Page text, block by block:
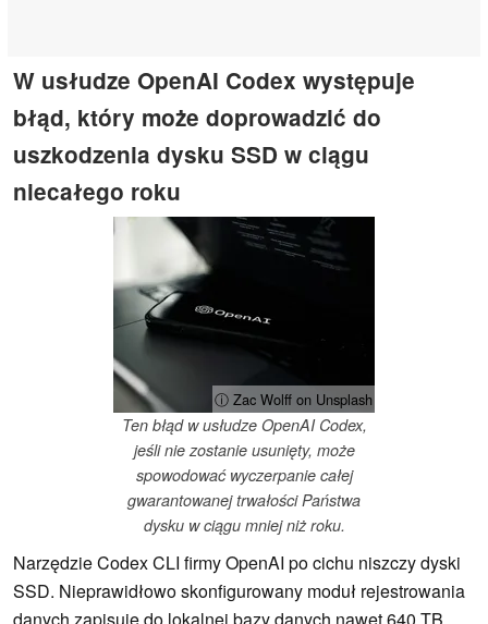
W usłudze OpenAI Codex występuje
błąd, który może doprowadzić do
uszkodzenia dysku SSD w ciągu
niecałego roku
ⓘ Zac Wolff on Unsplash
Ten błąd w usłudze OpenAI Codex,
jeśli nie zostanie usunięty, może
spowodować wyczerpanie całej
gwarantowanej trwałości Państwa
dysku w ciągu mniej niż roku.
Narzędzie Codex CLI firmy OpenAI po cichu niszczy dyski
SSD. Nieprawidłowo skonfigurowany moduł rejestrowania